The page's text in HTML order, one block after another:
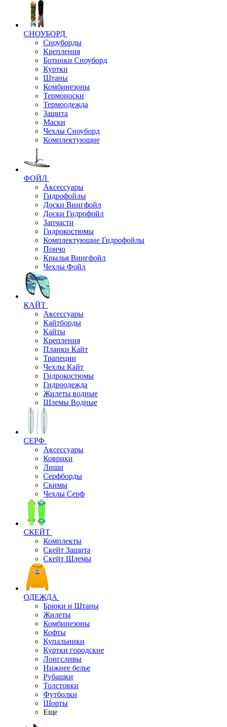
СНОУБОРД
Сноуборды
Крепления
Ботинки Сноуборд
Куртки
Штаны
Комбинезоны
Термоноски
Термоодежда
Защита
Маски
Чехлы Сноуборд
Комплектующие
ФОЙЛ
Аксессуары
Гидрофойлы
Доски Вингфойл
Доски Гидрофойл
Запчасти
Гидрокостюмы
Комплектующие Гидрофойлы
Пончо
Крылья Вингфойл
Чехлы Фойл
КАЙТ
Аксессуары
Кайтборды
Кайты
Крепления
Планки Кайт
Трапеции
Чехлы Кайт
Гидрокостюмы
Гидроодежда
Жилеты водные
Шлемы Водные
СЕРФ
Аксессуары
Коврики
Лиши
Серфборды
Скимы
Чехлы Cерф
СКЕЙТ
Комплекты
Скейт Защита
Скейт Шлемы
ОДЕЖДА
Брюки и Штаны
Жилеты
Комбинезоны
Кофты
Купальники
Куртки городские
Лонгсливы
Нижнее белье
Рубашки
Толстовки
Футболки
Шорты
Еще